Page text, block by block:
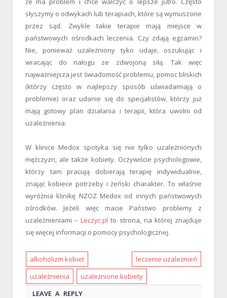
słyszymy o odwykach lub terapiach, które są wymuszone
przez sąd. Zwykle takie terapie mają miejsce w
państwowych ośrodkach leczenia. Czy zdają egzamin?
Nie, ponieważ uzależniony tyko udaje, oszukując i
wracając do nałogu ze zdwojoną siłą. Tak więc
najważniejsza jest świadomość problemu, pomoc bliskich
(którzy często w najlepszy sposób uświadamiają o
problemie) oraz udanie się do specjalistów, którzy już
mają gotowy plan działania i terapii, która uwolni od
uzależnienia.
W klinice Medox spotyka się nie tylko uzależnionych
mężczyzn, ale także kobiety. Oczywiście psychologowie,
którzy tam pracują dobierają terapię indywidualnie,
znając kobiece potrzeby i żeński charakter. To właśnie
wyróżnia klinikę NZOZ Medox od innych państwowych
ośrodków. Jeżeli więc macie Państwo problemy z
uzależnieniami –Leczyc.pl to strona, na której znajduje
się więcej informacji o pomocy psychologicznej.
alkoholizm kobiet
leczenie uzależnień
uzależnienia
uzależnione kobiety
LEAVE A REPLY